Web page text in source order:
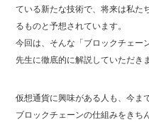
ている新たな技術で、将来は私た
るものと予想されています。
今回は、そんな「ブロックチェー
先生に徹底的に解説していただき
仮想通貨に興味がある人も、今ま
ブロックチェーンの仕組みをきち